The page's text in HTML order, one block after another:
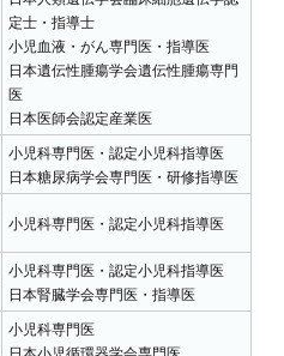
定士・指導士
小児血液・がん専門医・指導医
日本遺伝性腫瘍学会遺伝性腫瘍専門
医
日本医師会認定産業医
小児科専門医・認定小児科指導医
日本糖尿病学会専門医・研修指導医
小児科専門医・認定小児科指導医
小児科専門医・認定小児科指導医
日本腎臓学会専門医・指導医
小児科専門医